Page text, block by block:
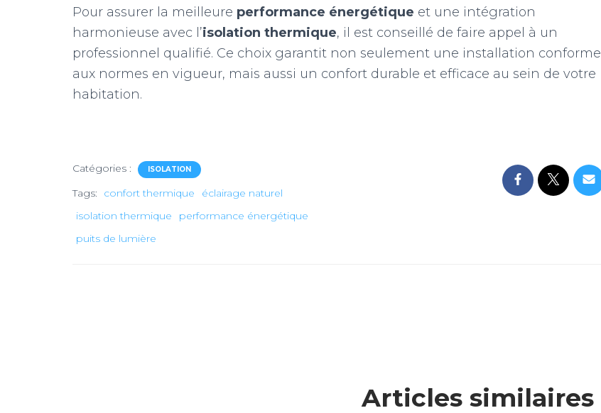
Pour assurer la meilleure performance énergétique et une intégration
harmonieuse avec l’isolation thermique, il est conseillé de faire appel à un
professionnel qualifié. Ce choix garantit non seulement une installation conforme
aux normes en vigueur, mais aussi un confort durable et efficace au sein de votre
habitation.
Catégories : ISOLATION
Tags: confort thermique
éclairage naturel
isolation thermique
performance énergétique
puits de lumière
Articles similaires